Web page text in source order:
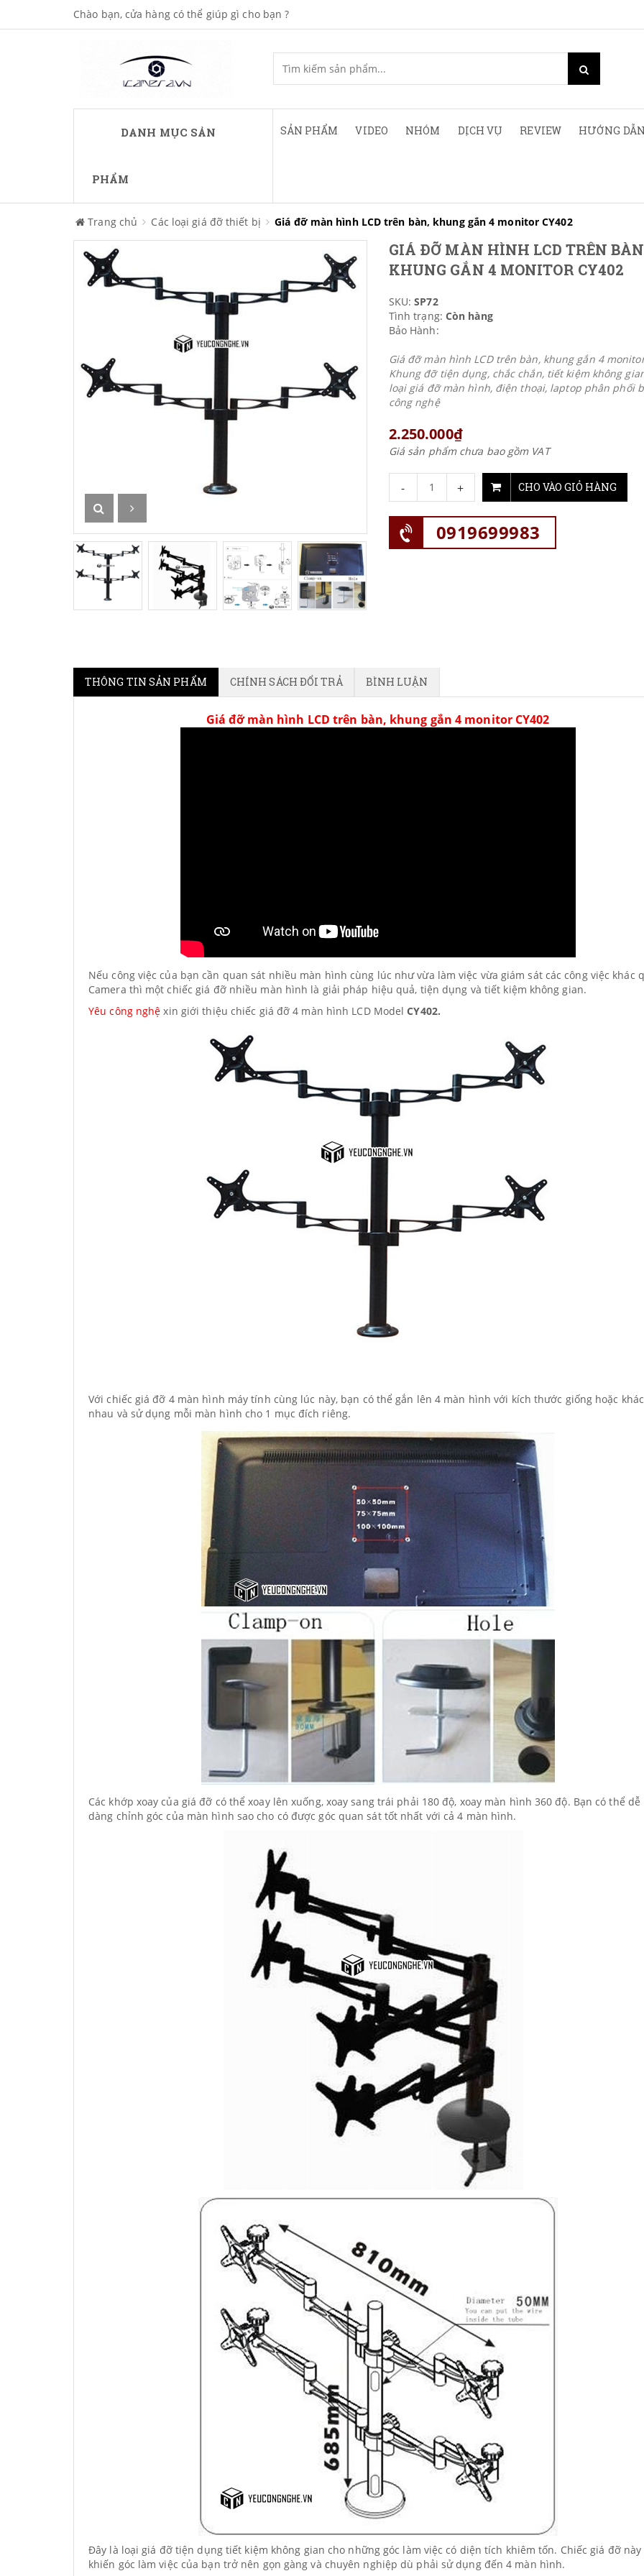
Chào bạn, cửa hàng có thể giúp gì cho bạn ?
DANH MỤC SẢN
PHẨM
SẢN PHẨM VIDEO NHÓM DỊCH VỤ REVIEW HƯỚNG
Trang chủ Các loại giá đỡ thiết bị Giá đỡ màn hình LCD trên bàn, khung gắn 4 monitor CY402
GIÁ ĐỠ MÀN HÌNH LCD TRÊN
KHUNG GẮN 4 MONITOR CY402
SKU:SP72
Tình trạng: Còn hàng
Bảo Hành:
Giá đỡ màn hình LCD trên bàn, khung gắn 4
Khung đỡ tiện dụng, chắc chắn, tiết kiệm không
loại giá đỡ màn hình, điện thoại, laptop phân phối
công nghệ
2.250.000₫
Giá sản phẩm chưa bao gồm VAT
- + CHO VÀO GIỎ HÀNG
0919699983
THÔNG TIN SẢN PHẨM CHÍNH SÁCH ĐỔI TRẢ BÌNH LUẬN
Giá đỡ màn hình LCD trên bàn, khung gắn 4 monitor CY402
Nếu công việc của bạn cần quan sát nhiều màn hình cùng lúc như vừa làm việc vừa giám sát các công việc khác
Camera thì một chiếc giá đỡ nhiều màn hình là giải pháp hiệu quả, tiện dụng và tiết kiệm không gian.
Yêu công nghệ xin giới thiệu chiếc giá đỡ 4 màn hình LCD ModelCY402.
Với chiếc giá đỡ 4 màn hình máy tính cùng lúc này, bạn có thể gắn lên 4 màn hình với kích thước giống hoặc khác
nhau và sử dụng mỗi màn hình cho 1 mục đích riêng.
Các khớp xoay của giá đỡ có thể xoay lên xuống, xoay sang trái phải 180 độ, xoay màn hình 360 độ. Bạn có thể dễ
dàng chỉnh góc của màn hình sao cho có được góc quan sát tốt nhất với cả 4 màn hình.
Đây là loại giá đỡ tiện dụng tiết kiệm không gian cho những góc làm việc có diện tích khiêm tốn. Chiếc giá đỡ này
khiến góc làm việc của bạn trở nên gọn gàng và chuyên nghiệp dù phải sử dụng đến 4 màn hình.